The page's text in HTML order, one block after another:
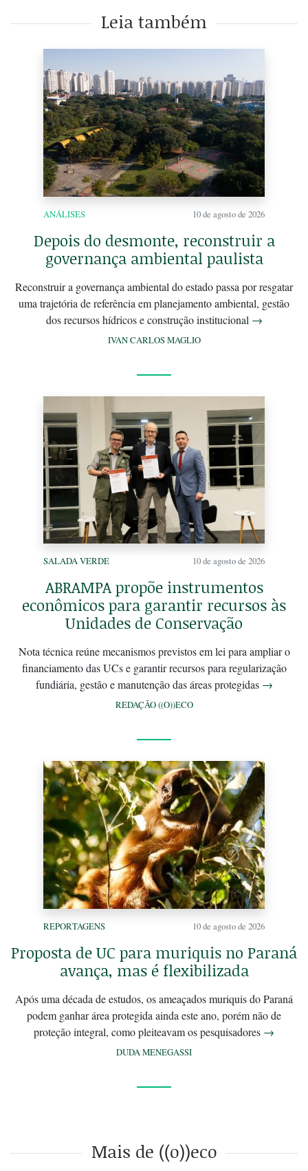
Leia também
ANÁLISES 10 de agosto de 2026
Depois do desmonte, reconstruir a
governança ambiental paulista
Reconstruir a governança ambiental do estado passa por resgatar
uma trajetória de referência em planejamento ambiental, gestão
dos recursos hídricos e construção institucional →
IVAN CARLOS MAGLIO
SALADA VERDE 10 de agosto de 2026
ABRAMPA propõe instrumentos
econômicos para garantir recursos às
Unidades de Conservação
Nota técnica reúne mecanismos previstos em lei para ampliar o
financiamento das UCs e garantir recursos para regularização
fundiária, gestão e manutenção das áreas protegidas →
REDAÇÃO ((O))ECO
REPORTAGENS 10 de agosto de 2026
Proposta de UC para muriquis no Paraná
avança, mas é flexibilizada
Após uma década de estudos, os ameaçados muriquis do Paraná
podem ganhar área protegida ainda este ano, porém não de
proteção integral, como pleiteavam os pesquisadores →
DUDA MENEGASSI
Mais de ((o))eco